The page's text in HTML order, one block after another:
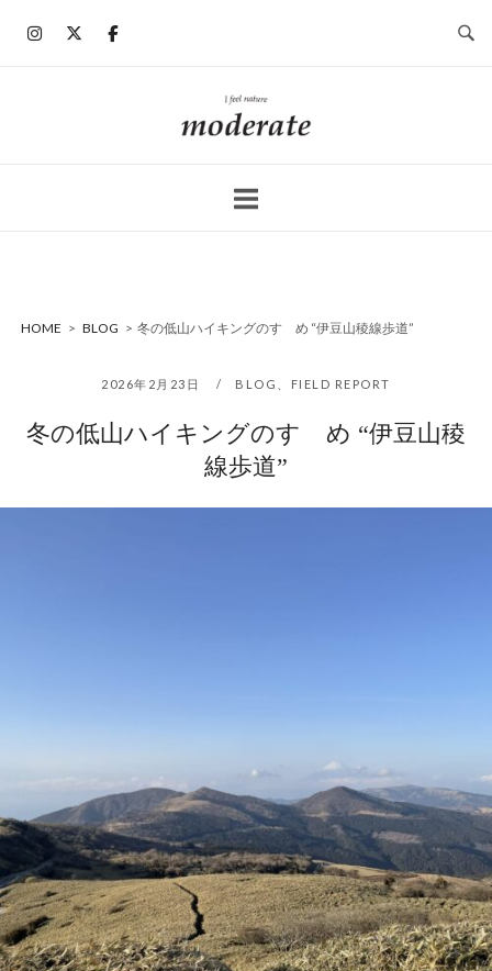
ホ
ー
HOME > BLOG > 冬の低山ハイキングのすゝめ “伊豆山稜線歩道”
2026年2月23日 BLOG FIELD REPORT
冬の低山ハイキングのすゝめ “伊豆山稜
線歩道”